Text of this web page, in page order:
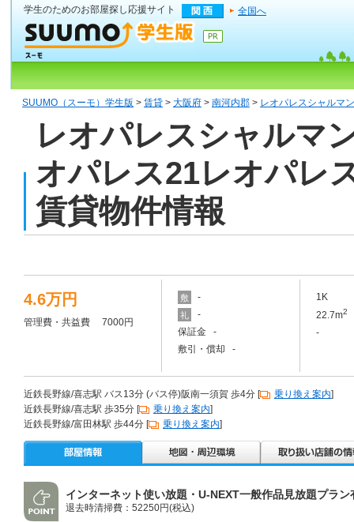
学生のためのお部屋探し応援サイト 全国へ
SUUMO（スーモ）学生版 > 賃貸 > 大阪府 > 南河内郡 > レオパレスシャルマ
レオパレスシャルマ
オパレス21レオパレ
賃貸物件情報
4.6万円
管理費・共益費 7000円
敷 -
礼
-
保証金 -
敷引・償却 -
1K
22.7m2
-
近鉄長野線/喜志駅 バス13分 (バス停)阪南一須賀 歩4分 [ 乗り換え案内]
近鉄長野線/喜志駅 歩35分 [
乗り換え案内]
近鉄長野線/富田林駅 歩44分 [
乗り換え案内]
インターネット使い放題・U-NEXT一般作品見放題プラン
退去時清掃費：52250円(税込)